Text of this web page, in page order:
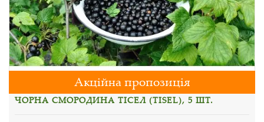
Акційна пропозиція
ЧОРНА СМОРОДИНА ТІСЕЛ (TISEL), 5 ШТ.